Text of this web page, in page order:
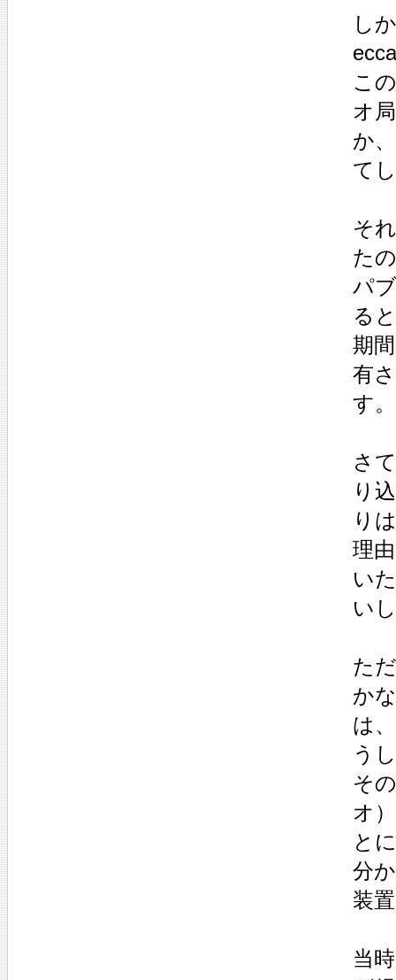
し
こ
オ
か
て
そ
た
パ
る
期
有
す。
さ
り
り
理
い
い
た
か
は
う
そ
オ
と
分
装
当